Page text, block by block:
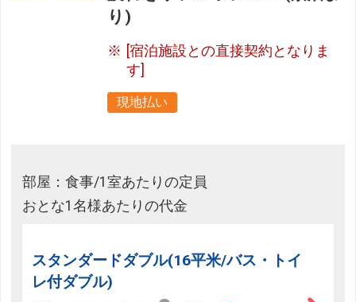
り)
[宿泊施設との直接契約となりま
す]
現地払い
部屋：食事/1室あたりの定員
おとな1名様あたりの代金
スタンダードダブル(16平米/バス・トイ
レ付ダブル)